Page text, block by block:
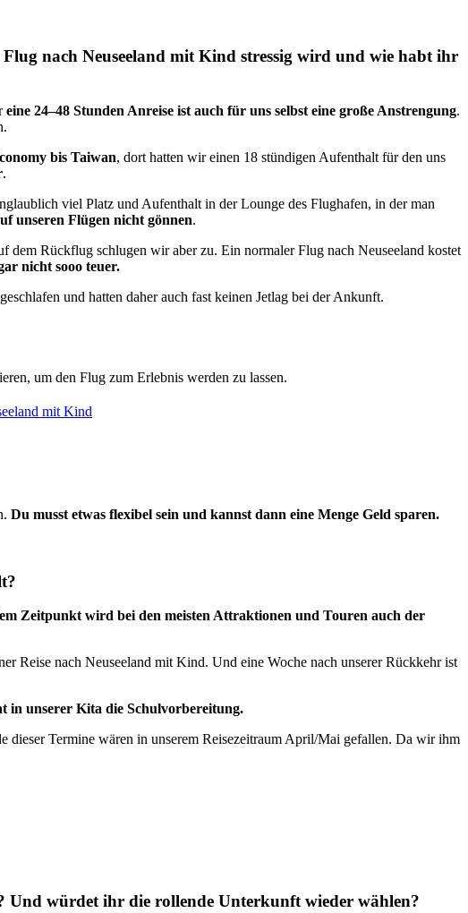
nach Neuseeland mit Kind stressig wird und wie habt ihr
eine 24–48 Stunden Anreise ist auch für uns selbst eine große Anstrengung.
bis Taiwan, dort hatten wir einen 18 stündigen Aufenthalt für den uns
.
viel Platz und Aufenthalt in der Lounge des Flughafen, in der man
unseren Flügen nicht gönnen.
Rückflug schlugen wir aber zu. Ein normaler Flug nach Neuseeland kostet
nicht sooo teuer.
und hatten daher auch fast keinen Jetlag bei der Ankunft.
um den Flug zum Erlebnis werden zu lassen.
Du musst etwas flexibel sein und kannst dann eine Menge Geld sparen.
Zeitpunkt wird bei den meisten Attraktionen und Touren auch der
Reise nach Neuseeland mit Kind. Und eine Woche nach unserer Rückkehr ist
in unserer Kita die Schulvorbereitung.
dieser Termine wären in unserem Reisezeitraum April/Mai gefallen. Da wir ihm
Und würdet ihr die rollende Unterkunft wieder wählen?